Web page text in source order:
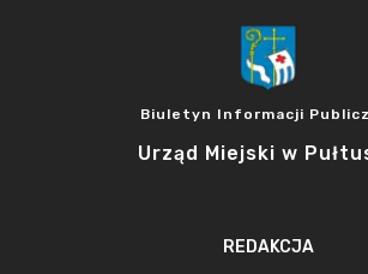
Biuletyn Informacji
Urząd Miejski w
REDAKCJA